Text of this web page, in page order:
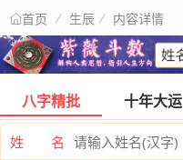
首页 生辰 内容详情
八字精批 十年大运
姓 名